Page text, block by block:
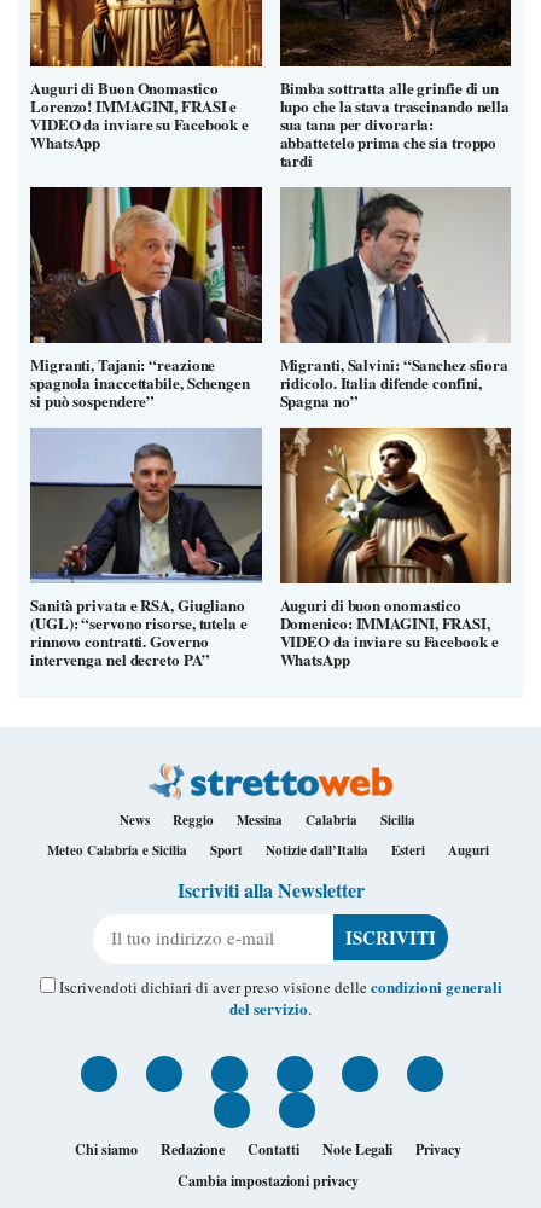
Auguri di Buon Onomastico
Lorenzo! IMMAGINI, FRASI e
VIDEO da inviare su Facebook e
WhatsApp
Bimba sottratta alle grinfie di un
lupo che la stava trascinando nella
sua tana per divorarla:
abbattetelo prima che sia troppo
tardi
Migranti, Tajani: “reazione
spagnola inaccettabile, Schengen
si può sospendere”
Migranti, Salvini: “Sanchez sfiora
ridicolo. Italia difende confini,
Spagna no”
Sanità privata e RSA, Giugliano
(UGL): “servono risorse, tutela e
rinnovo contratti. Governo
intervenga nel decreto PA”
Auguri di buon onomastico
Domenico: IMMAGINI, FRASI,
VIDEO da inviare su Facebook e
WhatsApp
News Reggio Messina Calabria
Sicilia
Meteo Calabria e Sicilia
Sport Notizie dall’Italia Esteri Auguri
Iscriviti alla Newsletter
Iscrivendoti dichiari di aver preso visione dellecondizioni generali
del servizio.
Chi siamo Redazione Contatti Note Legali
Privacy
Cambia impostazioni privacy